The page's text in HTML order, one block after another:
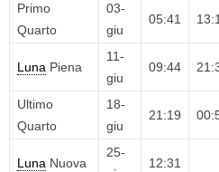
Primo
Quarto
03-
giu
05:41
Luna Piena
11-
giu
09:44
Ultimo
Quarto
18-
giu
21:19
Luna Nuova
25-
12:31